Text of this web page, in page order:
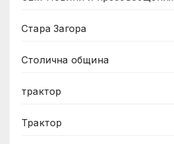
Стара Загора
Столична община
трактор
Трактор